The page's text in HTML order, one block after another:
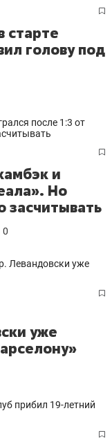
старте
голову под
и
Но
засчитывать
0
уже